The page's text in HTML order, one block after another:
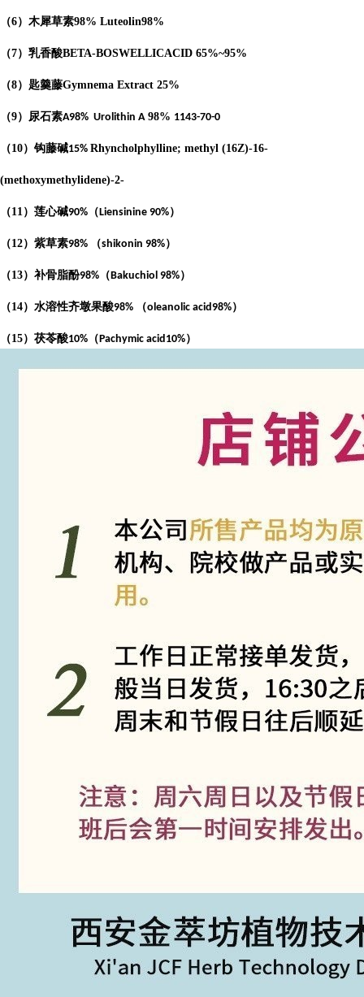
（6）木犀草素98% Luteolin98%
（7）乳香酸BETA-BOSWELLICACID 65%~95%
（8）匙羹藤Gymnema Extract 25%
（9）尿石素A98% Urolithin A 98% 1143-70-0
（10）钩藤碱15% Rhyncholphylline; methyl (16Z)-16-
(methoxymethylidene)-2-
（11 ）莲心碱90% （ Liensinine 90%）
（12）紫草素98% （shikonin 98%）
（13）补骨脂酚98% （ Bakuchiol 98%）
（14）水溶性齐墩果酸98% （oleanolic acid98%）
（15）茯苓酸10% （ Pachymic acid10%）